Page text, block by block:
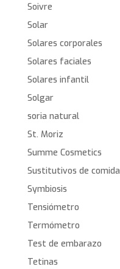
Soivre
Solar
Solares corporales
Solares faciales
Solares infantil
Solgar
soria natural
St. Moriz
Summe Cosmetics
Sustitutivos de comida
Symbiosis
Tensiómetro
Termómetro
Test de embarazo
Tetinas